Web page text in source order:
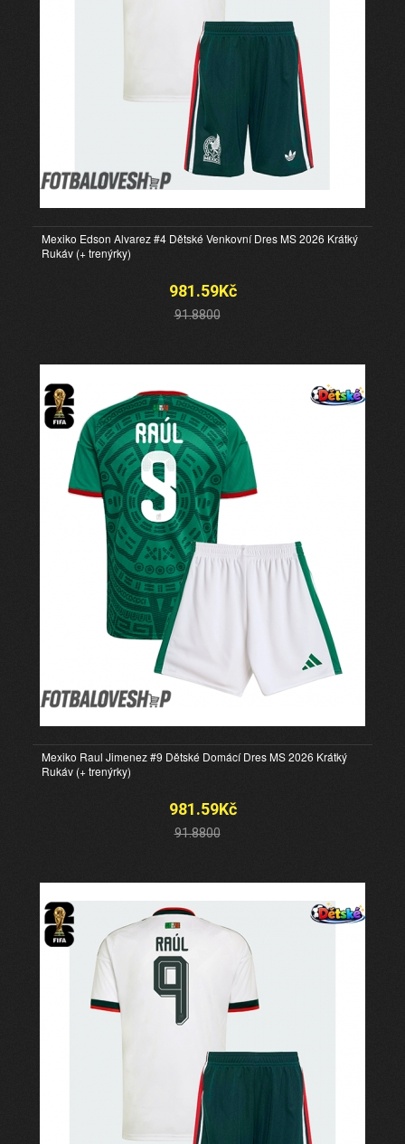
Mexiko Edson Alvarez #4 Dětské Venkovní Dres MS 2026 Krátký
Rukáv (+ trenýrky)
981.59Kč
91.8800
Mexiko Raul Jimenez #9 Dětské Domácí Dres MS 2026 Krátký
Rukáv (+ trenýrky)
981.59Kč
91.8800